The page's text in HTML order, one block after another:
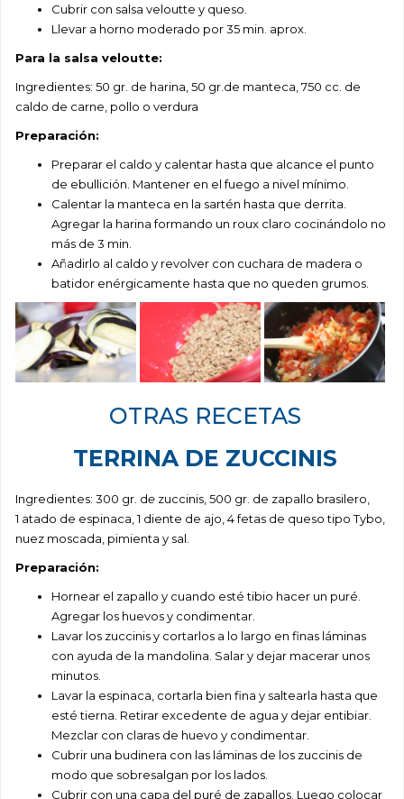
Cubrir con salsa veloutte y queso.
Llevar a horno moderado por 35 min. aprox.
Para la salsa veloutte:
Ingredientes: 50 gr. de harina, 50 gr.de manteca, 750 cc. de
caldo de carne, pollo o verdura
Preparación:
Preparar el caldo y calentar hasta que alcance el punto
de ebullición. Mantener en el fuego a nivel mínimo.
Calentar la manteca en la sartén hasta que derrita.
Agregar la harina formando un roux claro cocinándolo no
más de 3 min.
Añadirlo al caldo y revolver con cuchara de madera o
batidor enérgicamente hasta que no queden grumos.
OTRAS RECETAS
TERRINA DE ZUCCINIS
Ingredientes: 300 gr. de zuccinis, 500 gr. de zapallo brasilero,
1 atado de espinaca, 1 diente de ajo, 4 fetas de queso tipo Tybo,
nuez moscada, pimienta y sal.
Preparación:
Hornear el zapallo y cuando esté tibio hacer un puré.
Agregar los huevos y condimentar.
Lavar los zuccinis y cortarlos a lo largo en finas láminas
con ayuda de la mandolina. Salar y dejar macerar unos
minutos.
Lavar la espinaca, cortarla bien fina y saltearla hasta que
esté tierna. Retirar excedente de agua y dejar entibiar.
Mezclar con claras de huevo y condimentar.
Cubrir una budinera con las láminas de los zuccinis de
modo que sobresalgan por los lados.
Cubrir con una capa del puré de zapallos. Luego colocar